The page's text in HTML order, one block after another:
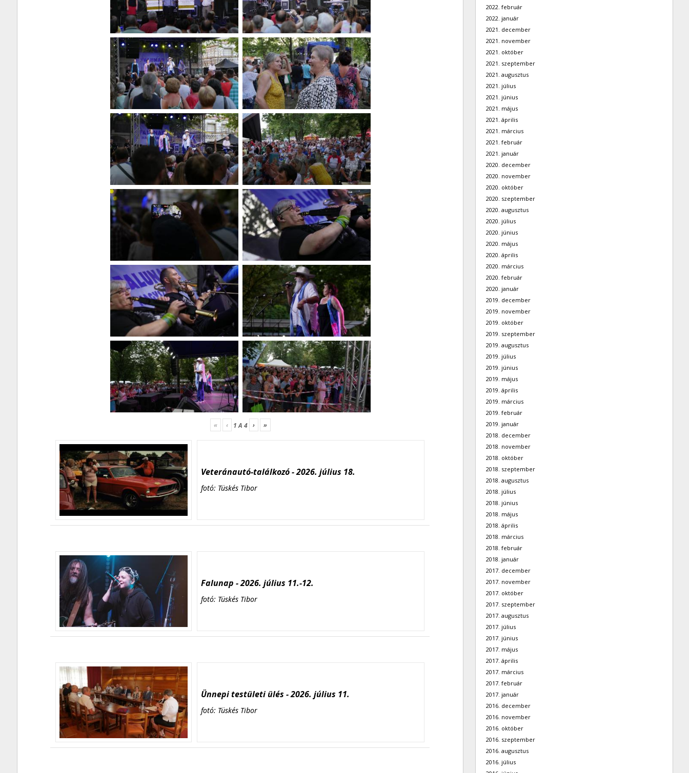
« ‹ 1A 4 › »
Veteránautó-találkozó - 2026. július 18.
fotó: Tüskés Tibor
Falunap - 2026. július 11.-12.
fotó: Tüskés Tibor
Ünnepi testületi ülés - 2026. július 11.
fotó: Tüskés Tibor
2022. február
2022. január
2021. december
2021. november
2021. október
2021. szeptember
2021. augusztus
2021. július
2021. június
2021. május
2021. április
2021. március
2021. február
2021. január
2020. december
2020. november
2020. október
2020. szeptember
2020. augusztus
2020. július
2020. június
2020. május
2020. április
2020. március
2020. február
2020. január
2019. december
2019. november
2019. október
2019. szeptember
2019. augusztus
2019. július
2019. június
2019. május
2019. április
2019. március
2019. február
2019. január
2018. december
2018. november
2018. október
2018. szeptember
2018. augusztus
2018. július
2018. június
2018. május
2018. április
2018. március
2018. február
2018. január
2017. december
2017. november
2017. október
2017. szeptember
2017. augusztus
2017. július
2017. június
2017. május
2017. április
2017. március
2017. február
2017. január
2016. december
2016. november
2016. október
2016. szeptember
2016. augusztus
2016. július